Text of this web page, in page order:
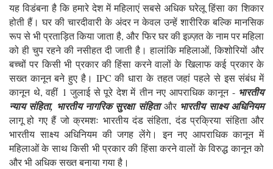
यह विडंबना है कि हमारे देश में महिलाएं सबसे अधिक घरेलू हिंसा का शिकार
होती हैं। घर की चारदीवारी के अंदर न केवल उन्हें शारीरिक बल्कि मानसिक
रूप से भी प्रताड़ित किया जाता है, और फिर घर की इज़्ज़त के नाम पर महिला
को ही चुप रहने की नसीहत दी जाती है। हालांकि महिलाओं, किशोरियों और
बच्चों पर किसी भी प्रकार की हिंसा करने वालों के खिलाफ कई प्रकार के
सख्त कानून बने हुए है। IPC की धारा के तहत जहां पहले से इस संबंध में
कानून थे, वहीं 1 जुलाई से पूरे देश में तीन नए आपराधिक कानून - भारतीय
न्याय संहिता, भारतीय नागरिक सुरक्षा संहिताऔर भारतीय साक्ष्य अधिनियम
लागू हो गए हैं जो क्रमशः भारतीय दंड संहिता, दंड प्रक्रिया संहिता और
भारतीय साक्ष्य अधिनियम की जगह लेंगे। इन नए आपराधिक कानून में
महिलाओं के साथ किसी भी प्रकार की हिंसा करने वालों के विरुद्ध कानून को
और भी अधिक सख्त बनाया गया है।